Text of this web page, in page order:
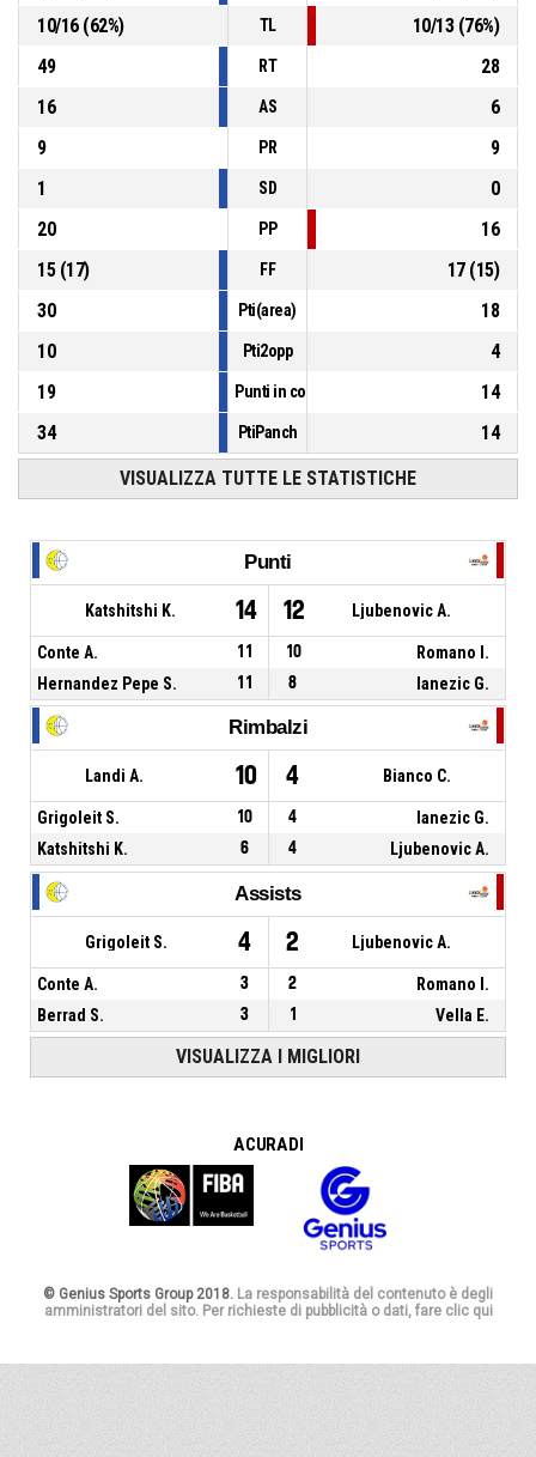
10/16(62%) TL 10/13(76%)
49
RT
28
16
AS
6
9
PR
9
1
SD
0
20
PP
16
15(17) FF 17(15)
30
Pti(area)
18
10
Pti2opp
4
19
Punti in contropiede
14
34
PtiPanch 14
VISUALIZZA TUTTE LE STATISTICHE
Punti
Katshitshi K. 14 12 Ljubenovic A.
Conte A. 11 10
Romano I.
Hernandez Pepe S.
11 8 Ianezic G.
Rimbalzi
Landi A. 10 4 Bianco C.
Grigoleit S. 10 4
Ianezic G.
Katshitshi K.
6 4 Ljubenovic A.
Assists
Grigoleit S. 4 2 Ljubenovic A.
Conte A. 3 2
Romano I.
Berrad S.
3 1 Vella E.
VISUALIZZA I MIGLIORI
A CURA DI
© Genius Sports Group 2018. La responsabilità del contenuto è degli
amministratori del sito. Per richieste di pubblicità o dati, fare clic qui